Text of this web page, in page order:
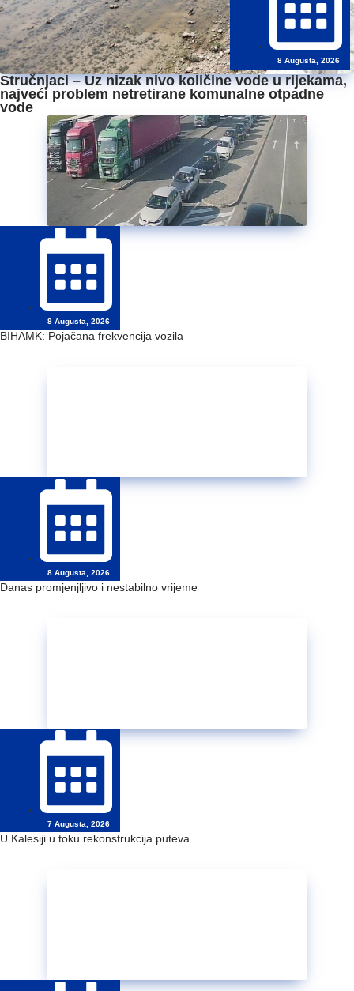
8 Augusta, 2026
Stručnjaci – Uz nizak nivo količine vode u rijekama,
najveći problem netretirane komunalne otpadne
vode
8 Augusta, 2026
BIHAMK: Pojačana frekvencija vozila
8 Augusta, 2026
Danas promjenjljivo i nestabilno vrijeme
7 Augusta, 2026
U Kalesiji u toku rekonstrukcija puteva